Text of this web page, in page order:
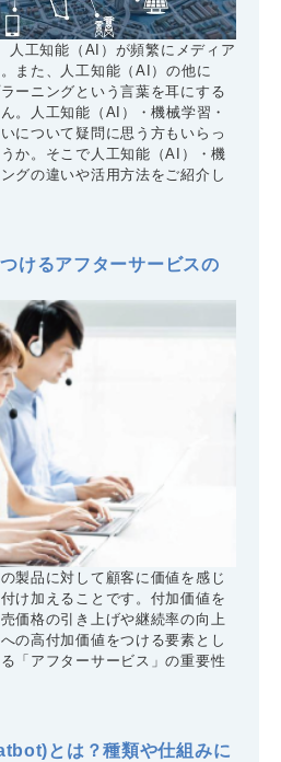
人工知能（AI）が頻繁にメディア
また、人工知能（AI）の他に
ーニングという言葉を耳にする
。人工知能（AI）・機械学習・
について疑問に思う方もいらっ
か。そこで人工知能（AI）・機
グの違いや活用方法をご紹介し
けるアフターサービスの
製品に対して顧客に価値を感じ
け加えることです。付加価値を
価格の引き上げや継続率の向上
の高付加価値をつける要素とし
「アフターサービス」の重要性
とは？種類や仕組みに